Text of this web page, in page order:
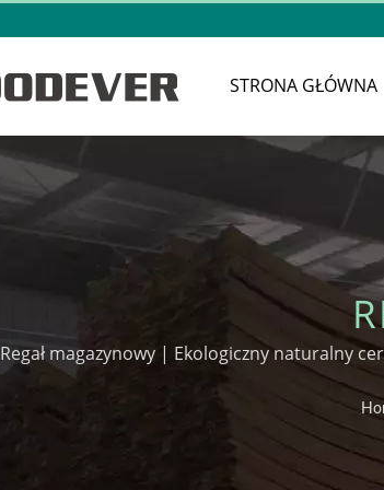
STRONA GŁÓWNA
Regał magazynowy | Ekologiczny naturalny